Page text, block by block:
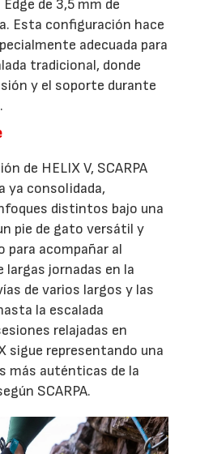
de 3,5 mm de
Esta configuración hace
adecuada para
tradicional, donde
y el soporte durante
de HELIX V, SCARPA
ya consolidada,
distintos bajo una
pie de gato versátil y
para acompañar al
largas jornadas en la
de varios largos y las
la escalada
relajadas en
sigue representando una
más auténticas de la
SCARPA.